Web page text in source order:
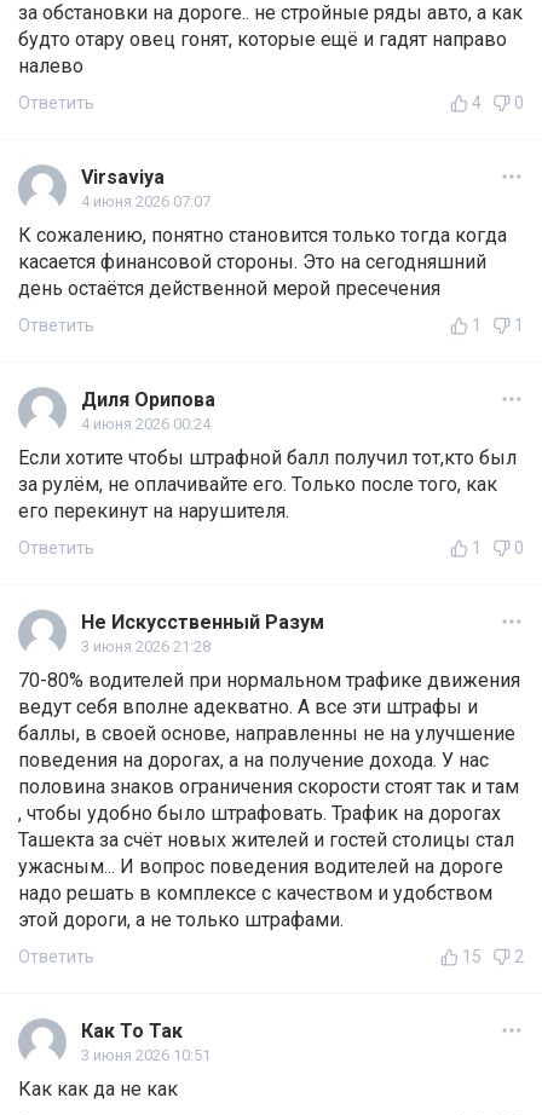
за обстановки на дороге.. не стройные ряды авто, а как
будто отару овец гонят, которые ещё и гадят направо
налево
Ответить 4 0
Virsaviya
4 июня 2026 07:07
К сожалению, понятно становится только тогда когда
касается финансовой стороны. Это на сегодняшний
день остаётся действенной мерой пресечения
Ответить 1 1
Диля Орипова
4 июня 2026 00:24
Если хотите чтобы штрафной балл получил тот,кто был
за рулём, не оплачивайте его. Только после того, как
его перекинут на нарушителя.
Ответить 1 0
Не Искусственный Разум
3 июня 2026 21:28
70-80% водителей при нормальном трафике движения
ведут себя вполне адекватно. А все эти штрафы и
баллы, в своей основе, направленны не на улучшение
поведения на дорогах, а на получение дохода. У нас
половина знаков ограничения скорости стоят так и там
, чтобы удобно было штрафовать. Трафик на дорогах
Ташекта за счёт новых жителей и гостей столицы стал
ужасным... И вопрос поведения водителей на дороге
надо решать в комплексе с качеством и удобством
этой дороги, а не только штрафами.
Ответить 15 2
Как То Так
3 июня 2026 10:51
Как как да не как